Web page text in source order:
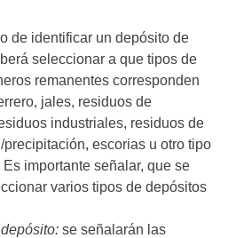
de identificar un depósito de
seleccionar a que tipos de
remanentes corresponden
jales, residuos de
industriales, residuos de
escorias u otro tipo
importante señalar, que se
varios tipos de depósitos
se señalarán las